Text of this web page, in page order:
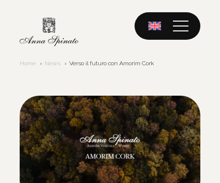
Home News Verso il futuro con Amorim Cork